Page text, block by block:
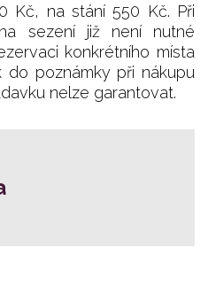
Kč, na stání 550 Kč. Při
sezení již není nutné
konkrétního místa
do poznámky při nákupu
nelze garantovat.